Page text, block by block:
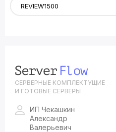
СЕРВЕРНЫЕ КОМПЛЕКТУЩИЕ
И ГОТОВЫЕ СЕРВЕРЫ
ИП Чекашкин
Александр
Валерьевич